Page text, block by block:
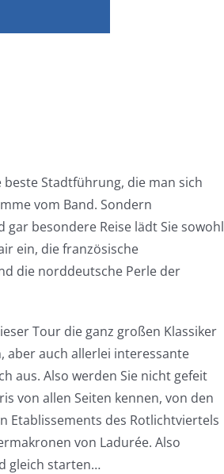
beste Stadtführung, die man sich
vom Band. Sondern
besondere Reise lädt Sie sowohl
ein, die französische
die norddeutsche Perle der
Tour die ganz großen Klassiker
aber auch allerlei interessante
aus. Also werden Sie nicht gefeit
von allen Seiten kennen, von den
Etablissements des Rotlichtviertels
von Ladurée. Also
gleich starten…